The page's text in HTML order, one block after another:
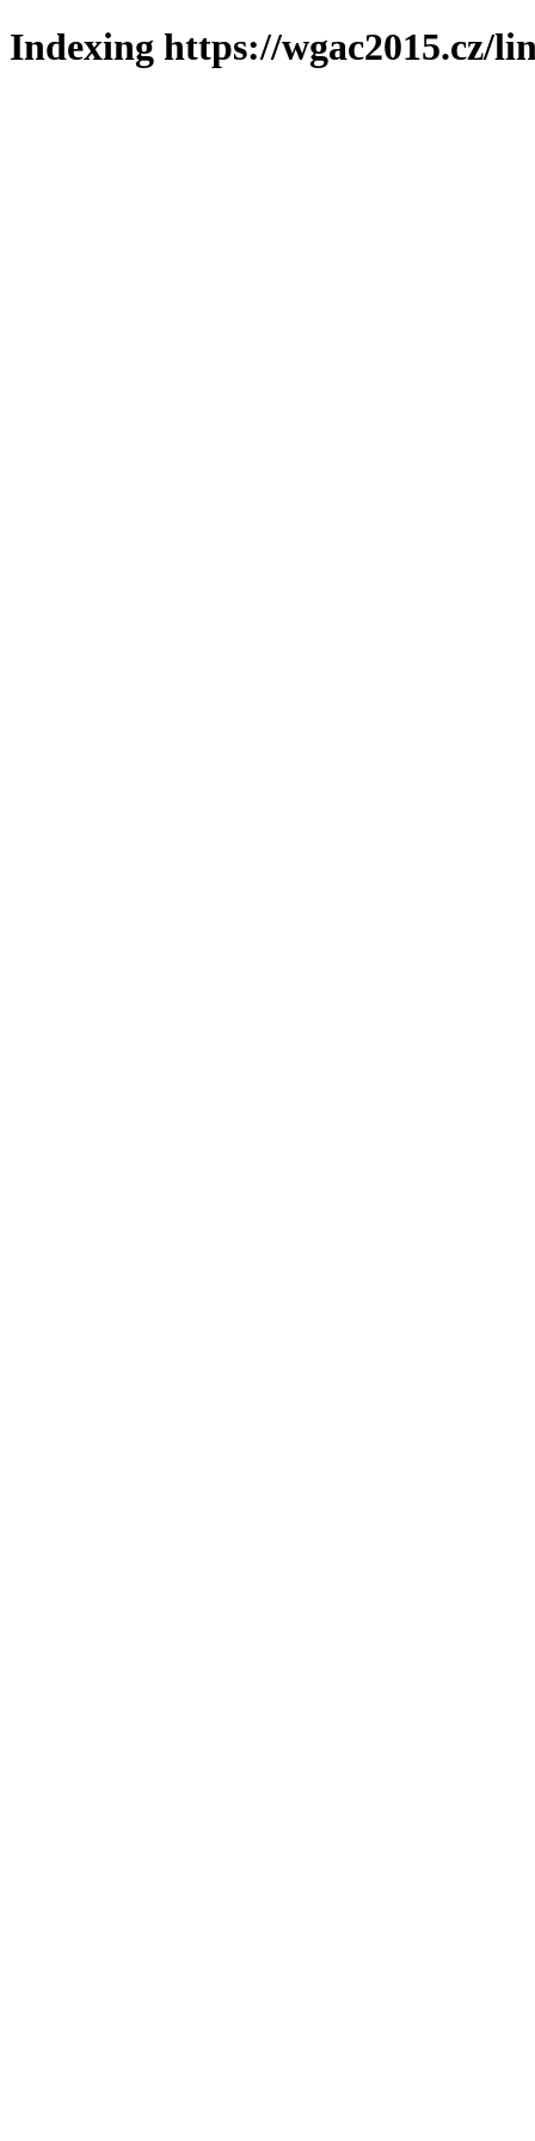
Indexing https://wgac2015.cz/